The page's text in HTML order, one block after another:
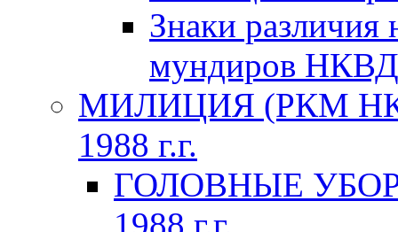
Знаки различия
мундиров
МИЛИЦИЯ (РКМ
1988 г.г.
ГОЛОВНЫЕ УБОРЫ
1988 г.г.